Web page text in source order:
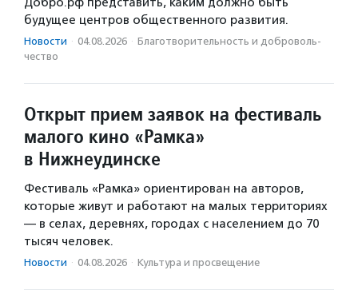
будущее центров общественного развития.
Новости · 04.08.2026 · Благотвори­тель­ность и доброволь­
чест­во
Открыт прием заявок на фестиваль
малого кино «Рамка»
в Нижнеудинске
Фестиваль «Рамка» ориентирован на авторов,
которые живут и работают на малых территориях
— в селах, деревнях, городах с населением до 70
тысяч человек.
Новости · 04.08.2026 · Культура и просвещение